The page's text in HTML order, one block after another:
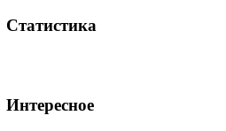
Статистика
Интересное